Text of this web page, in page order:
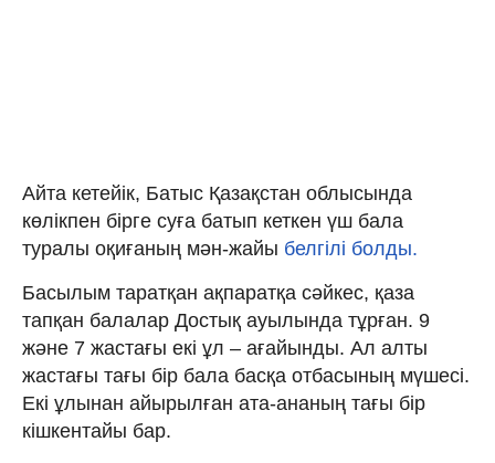
Айта кетейік, Батыс Қазақстан облысында
көлікпен бірге суға батып кеткен үш бала
туралы оқиғаның мән-жайы белгілі болды.
Басылым таратқан ақпаратқа сәйкес, қаза
тапқан балалар Достық ауылында тұрған. 9
және 7 жастағы екі ұл – ағайынды. Ал алты
жастағы тағы бір бала басқа отбасының мүшесі.
Екі ұлынан айырылған ата-ананың тағы бір
кішкентайы бар.